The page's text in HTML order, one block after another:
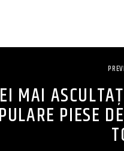
MAI
PIESE